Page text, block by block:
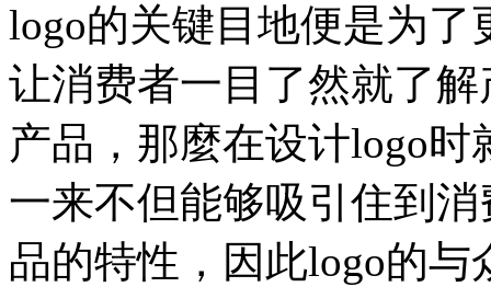
logo的关键目地便是为
让消费者一目了然就了
产品，那麼在设计logo
一来不但能够吸引住到
品的特性，因此logo的